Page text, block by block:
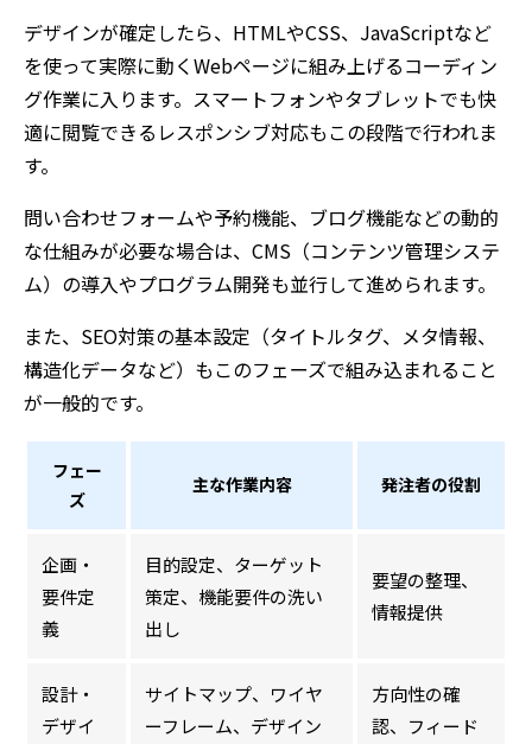
デザインが確定したら、HTMLやCSS、JavaScriptなど
を使って実際に動くWebページに組み上げるコーディン
グ作業に入ります。スマートフォンやタブレットでも快
適に閲覧できるレスポンシブ対応もこの段階で行われま
す。
問い合わせフォームや予約機能、ブログ機能などの動的
な仕組みが必要な場合は、CMS（コンテンツ管理システ
ム）の導入やプログラム開発も並行して進められます。
また、SEO対策の基本設定（タイトルタグ、メタ情報、
構造化データなど）もこのフェーズで組み込まれること
が一般的です。
フェー
ズ
主な作業内容 発注者の役割
企画・
要件定
義
目的設定、ターゲット
策定、機能要件の洗い
出し
要望の整理、
情報提供
設計・
デザイ
サイトマップ、ワイヤ
ーフレーム、デザイン
方向性の確
認、フィード